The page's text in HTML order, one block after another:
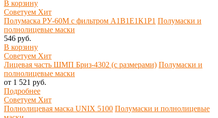
В корзину
Советуем Хит
Полумаска РУ-60М с фильтром А1В1Е1К1P1 Полумаски и
полнолицевые маски
546 руб.
В корзину
Советуем Хит
Лицевая часть ШМП Бриз-4302 (с размерами) Полумаски и
полнолицевые маски
от 1 521 руб.
Подробнее
Советуем Хит
Полнолицевая маска UNIX 5100 Полумаски и полнолицевые